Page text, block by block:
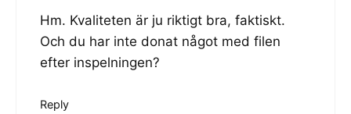
Hm. Kvaliteten är ju riktigt bra, faktiskt.
Och du har inte donat något med filen
efter inspelningen?
Reply